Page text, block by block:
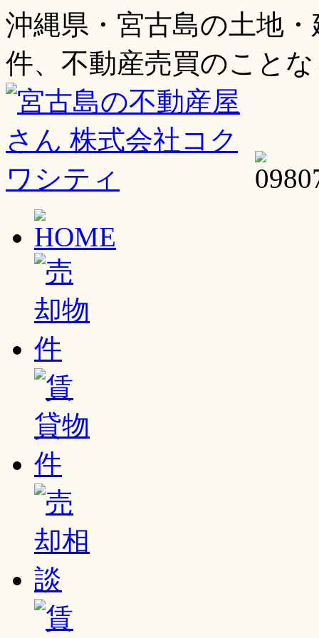
沖縄県・宮古島の土地
件、不動産売買のこと